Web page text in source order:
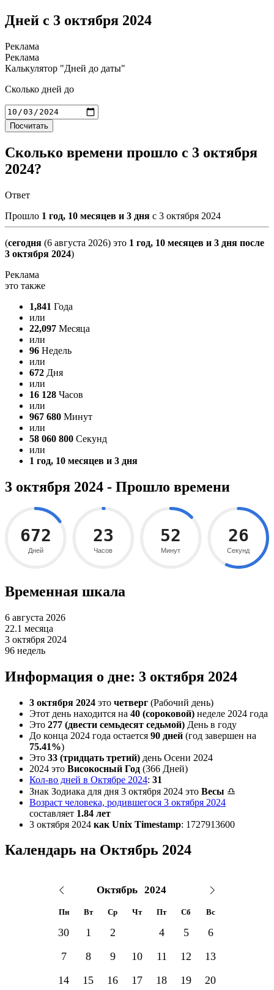
Дней с 3 октября 2024
Калькулятор "Дней до даты"
Сколько дней до
Посчитать
Сколько времени прошло с 3 октября
2024?
Ответ
Прошло 1 год, 10 месяцев и 3 дня с 3 октября 2024
(сегодня (6 августа 2026) это 1 год, 10 месяцев и 3 дня после
3 октября 2024)
это также
1,841 Года
или
22,097 Месяца
или
96 Недель
или
672 Дня
или
16 128 Часов
или
967 680 Минут
или
58 060 800 Секунд
или
1 год, 10 месяцев и 3 дня
3 октября 2024 - Прошло времени
672
Дней
23
Часов
52
Минут
27
Секунд
Временная шкала
6 августа 2026
22.1 месяца
3 октября 2024
96 недель
Информация о дне: 3 октября 2024
3 октября 2024 это четверг (Рабочий день)
Этот день находится на 40 (сороковой) неделе 2024 года
Это 277 (двести семьдесят седьмой) День в году
До конца 2024 года остается 90 дней (год завершен на
75.41%)
Это 33 (тридцать третий) день Осени 2024
2024 это Високосный Год (366 Дней)
Кол-во дней в Октябре 2024: 31
Знак Зодиака для дня 3 октября 2024 это Весы ♎
Возраст человека, родившегося 3 октября 2024
составляет 1.84 лет
3 октября 2024 как Unix Timestamp: 1727913600
Календарь на Октябрь 2024
Пн Вт Ср Чт Пт Сб Вс
30 1 2 4 5
6
7
8 9 10 11 12
13
14
15 16 17 18 19
20